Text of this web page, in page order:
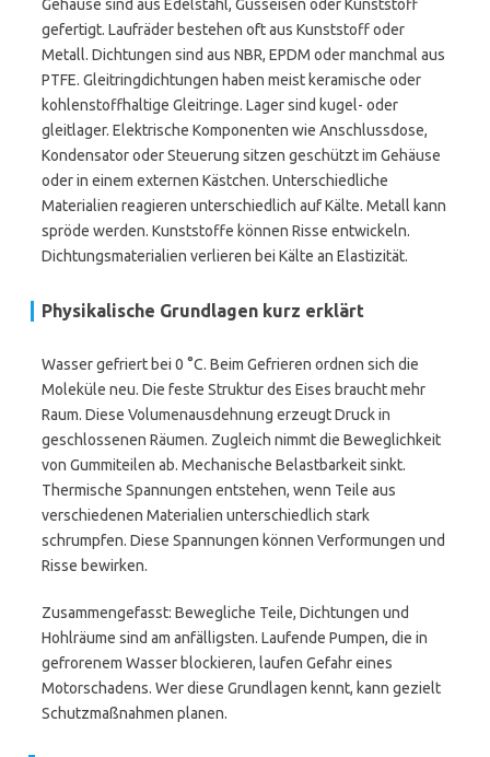
Gehäuse sind aus Edelstahl, Gusseisen oder Kunststoff
gefertigt. Laufräder bestehen oft aus Kunststoff oder
Metall. Dichtungen sind aus NBR, EPDM oder manchmal aus
PTFE. Gleitringdichtungen haben meist keramische oder
kohlenstoffhaltige Gleitringe. Lager sind kugel- oder
gleitlager. Elektrische Komponenten wie Anschlussdose,
Kondensator oder Steuerung sitzen geschützt im Gehäuse
oder in einem externen Kästchen. Unterschiedliche
Materialien reagieren unterschiedlich auf Kälte. Metall kann
spröde werden. Kunststoffe können Risse entwickeln.
Dichtungsmaterialien verlieren bei Kälte an Elastizität.
Physikalische Grundlagen kurz erklärt
Wasser gefriert bei 0 °C. Beim Gefrieren ordnen sich die
Moleküle neu. Die feste Struktur des Eises braucht mehr
Raum. Diese Volumenausdehnung erzeugt Druck in
geschlossenen Räumen. Zugleich nimmt die Beweglichkeit
von Gummiteilen ab. Mechanische Belastbarkeit sinkt.
Thermische Spannungen entstehen, wenn Teile aus
verschiedenen Materialien unterschiedlich stark
schrumpfen. Diese Spannungen können Verformungen und
Risse bewirken.
Zusammengefasst: Bewegliche Teile, Dichtungen und
Hohlräume sind am anfälligsten. Laufende Pumpen, die in
gefrorenem Wasser blockieren, laufen Gefahr eines
Motorschadens. Wer diese Grundlagen kennt, kann gezielt
Schutzmaßnahmen planen.